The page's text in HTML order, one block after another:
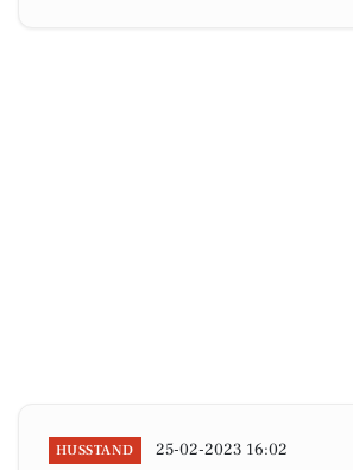
HUSSTAND 25-02-2023 16:02